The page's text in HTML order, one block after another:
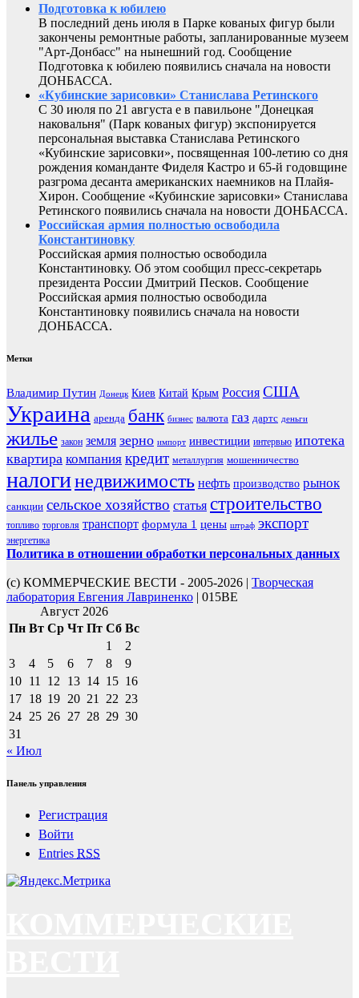
Подготовка к юбилею
В последний день июля в Парке кованых фигур были
закончены ремонтные работы, запланированные музеем
"Арт-Донбасс" на нынешний год. Сообщение
Подготовка к юбилею появились сначала на новости
ДОНБАССА.
«Кубинские зарисовки» Станислава Ретинского
С 30 июля по 21 августа е в павильоне "Донецкая
наковальня" (Парк кованых фигур) экспонируется
персональная выставка Станислава Ретинского
«Кубинские зарисовки», посвященная 100-летию со дня
рождения команданте Фиделя Кастро и 65-й годовщине
разгрома десанта американских наемников на Плайя-
Хирон. Сообщение «Кубинские зарисовки» Станислава
Ретинского появились сначала на новости ДОНБАССА.
Российская армия полностью освободила
Константиновку
Российская армия полностью освободила
Константиновку. Об этом сообщил пресс-секретарь
президента России Дмитрий Песков. Сообщение
Российская армия полностью освободила
Константиновку появились сначала на новости
ДОНБАССА.
Метки
Владимир Путин Донецк Киев Китай Крым Россия США
Украина аренда банк бизнес валюта газ дартс деньги
жилье закон земля зерно импорт инвестиции интервью ипотека
квартира компания кредит металлургия мошенничество
налогинедвижимость нефть производство рынок
санкции сельское хозяйство статья строительство
топливо торговля транспорт формула 1 цены штраф экспорт
энергетика
Политика в отношении обработки персональных данных
(с) КОММЕРЧЕСКИЕ ВЕСТИ - 2005-2026 | Творческая
лаборатория Евгения Лавриненко | 015BE
Август 2026
Пн Вт Ср Чт Пт Сб Вс
1
2
3
4 5 6 7 8
9
10 11 12 13 14 15 16
17 18 19 20 21 22 23
24 25 26 27 28 29 30
31
« Июл
Панель управления
Регистрация
Войти
Entries RSS